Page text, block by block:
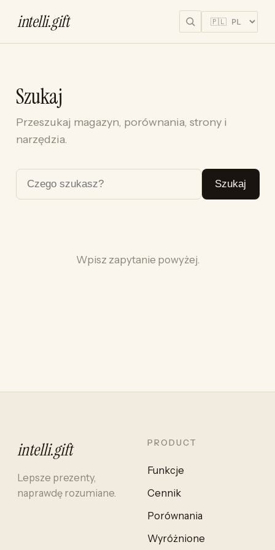
Szukaj
Przeszukaj magazyn, porównania, strony i
narzędzia.
Szukaj
Wpisz zapytanie powyżej.
intelli.gift
intelli.gift
Lepsze prezenty,
naprawdę rozumiane.
PRODUCT
Funkcje
Cennik
Porównania
Wyróżnione